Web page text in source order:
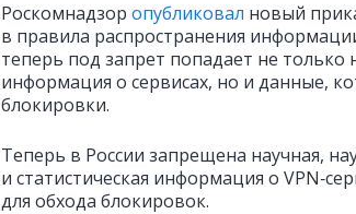
Роскомнадзор опубликовал новый
в правила распространения
теперь под запрет попадает не только
информация о сервисах, но и данные,
блокировки.
Теперь в России запрещена научная,
и статистическая информация о
для обхода блокировок.